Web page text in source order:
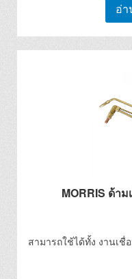
อ่า
MORRIS ด้า
สามารถใช้ได้ทั้ง งานเ